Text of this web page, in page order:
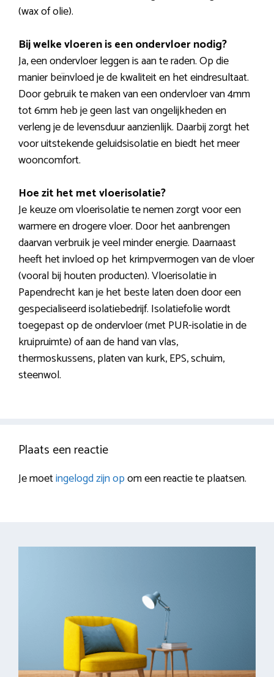
(wax of olie).
Bij welke vloeren is een ondervloer nodig?
Ja, een ondervloer leggen is aan te raden. Op die
manier beïnvloed je de kwaliteit en het eindresultaat.
Door gebruik te maken van een ondervloer van 4mm
tot 6mm heb je geen last van ongelijkheden en
verleng je de levensduur aanzienlijk. Daarbij zorgt het
voor uitstekende geluidsisolatie en biedt het meer
wooncomfort.
Hoe zit het met vloerisolatie?
Je keuze om vloerisolatie te nemen zorgt voor een
warmere en drogere vloer. Door het aanbrengen
daarvan verbruik je veel minder energie. Daarnaast
heeft het invloed op het krimpvermogen van de vloer
(vooral bij houten producten). Vloerisolatie in
Papendrecht kan je het beste laten doen door een
gespecialiseerd isolatiebedrijf. Isolatiefolie wordt
toegepast op de ondervloer (met PUR-isolatie in de
kruipruimte) of aan de hand van vlas,
thermoskussens, platen van kurk, EPS, schuim,
steenwol.
Plaats een reactie
Je moetingelogd zijn opom een reactie te plaatsen.